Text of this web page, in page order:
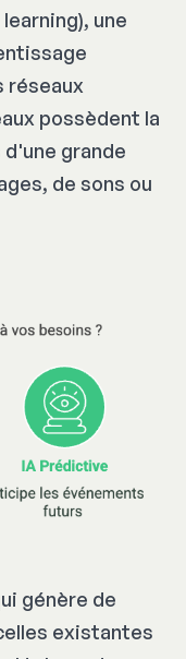
), une
réseaux
possèdent la
grande
de sons ou
génère de
existantes